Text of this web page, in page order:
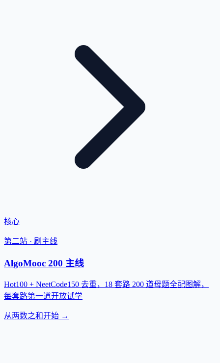
核心
第二站 · 刷主线
AlgoMooc 200 主线
Hot100 + NeetCode150 去重，18 套路 200 道母题全配图解，
每套路第一道开放试学
从两数之和开始 →